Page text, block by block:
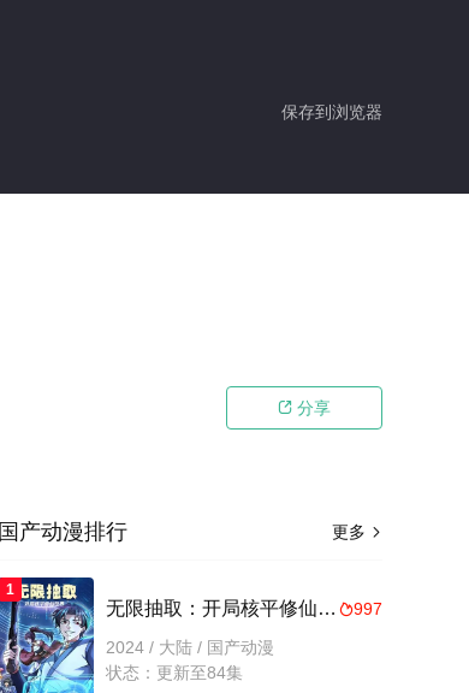
保存到浏览器
 分享
更多 
国产动漫排行
1
997
无限抽取：开局核平修仙世界动态漫画
2024 / 大陆 / 国产动漫
状态：更新至84集